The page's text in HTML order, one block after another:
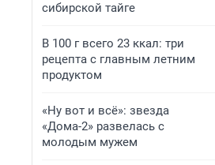
сибирской тайге
В 100 г всего 23 ккал: три
рецепта с главным летним
продуктом
«Ну вот и всё»: звезда
«Дома-2» развелась с
молодым мужем